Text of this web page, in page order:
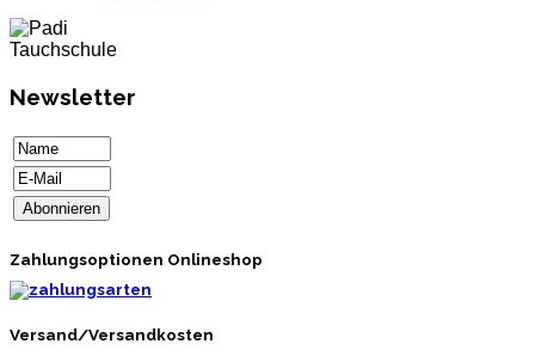
Newsletter
Zahlungsoptionen Onlineshop
Versand/Versandkosten